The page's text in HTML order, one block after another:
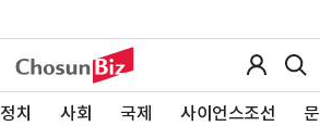
정치 사회 국제 사이언스조선